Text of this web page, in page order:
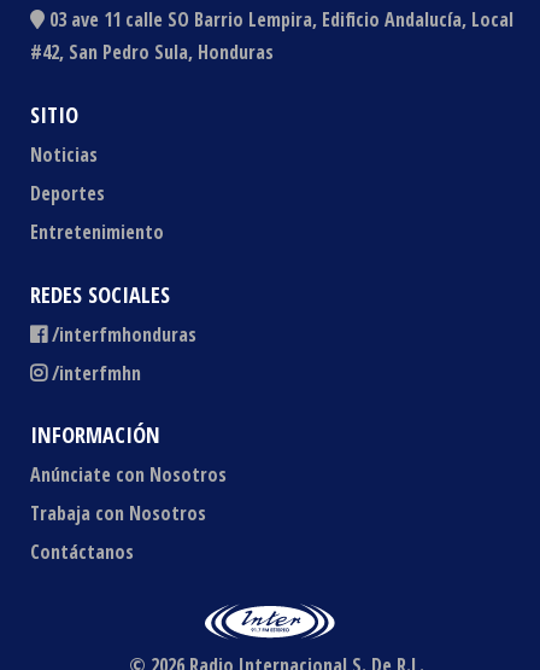
03 ave 11 calle SO Barrio Lempira, Edificio Andalucía, Local
#42, San Pedro Sula, Honduras
SITIO
Noticias
Deportes
Entretenimiento
REDES SOCIALES
/interfmhonduras
/interfmhn
INFORMACIÓN
Anúnciate con Nosotros
Trabaja con Nosotros
Contáctanos